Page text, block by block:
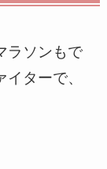
ラソンもで
ターで、